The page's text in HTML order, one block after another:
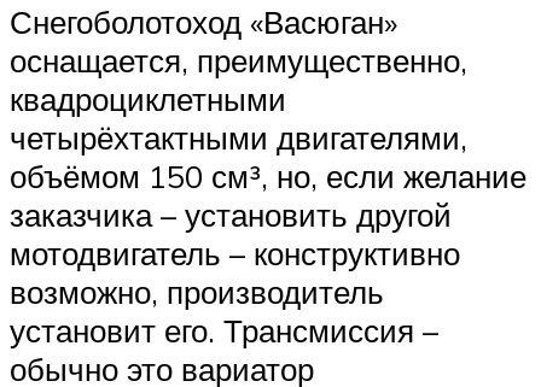
Снегоболотоход «Васюган»
оснащается, преимущественно,
квадроциклетными
четырёхтактными двигателями,
объёмом 150 см³, но, если желание
заказчика – установить другой
мотодвигатель – конструктивно
возможно, производитель
установит его. Трансмиссия –
обычно это вариатор